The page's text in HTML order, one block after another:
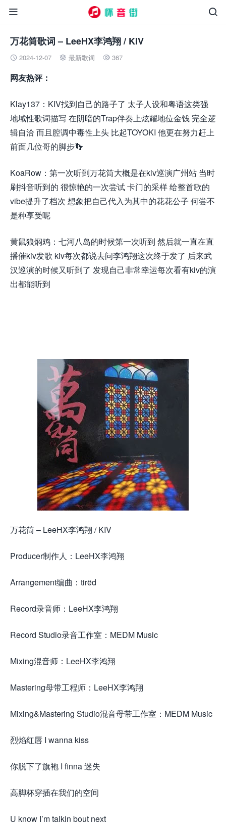


万花筒歌词 – LeeHX李鸿翔 / KIV
 2024-12-07  最新歌词  367
网友热评：
Klay137：KIV找到自己的路子了 太子人设和粤语这类强
地域性歌词描写 在阴暗的Trap伴奏上炫耀地位金钱 完全逻
辑自洽 而且腔调中毒性上头 比起TOYOKI 他更在努力赶上
前面几位哥的脚步👣
KoaRow：第一次听到万花筒大概是在kiv巡演广州站 当时
刷抖音听到的 很惊艳的一次尝试 卡门的采样 给整首歌的
vibe提升了档次 想象把自己代入为其中的花花公子 何尝不
是种享受呢
黄鼠狼焖鸡：七河八岛的时候第一次听到 然后就一直在直
播催kiv发歌 kiv每次都说去问李鸿翔这次终于发了 后来武
汉巡演的时候又听到了 发现自己非常幸运每次看有kiv的演
出都能听到
万花筒 – LeeHX李鸿翔 / KIV
Producer制作人：LeeHX李鸿翔
Arrangement编曲：tirëd
Record录音师：LeeHX李鸿翔
Record Studio录音工作室：MEDM Music
Mixing混音师：LeeHX李鸿翔
Mastering母带工程师：LeeHX李鸿翔
Mixing&Mastering Studio混音母带工作室：MEDM Music
烈焰红唇 I wanna kiss
你脱下了旗袍 I finna 迷失
高脚杯穿插在我们的空间
U know I’m talkin bout next